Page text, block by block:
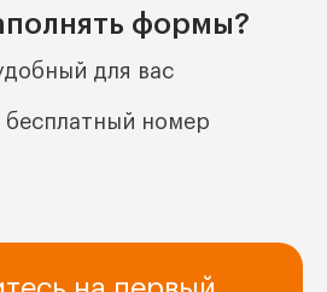
формы?
для вас
бесплатный номер